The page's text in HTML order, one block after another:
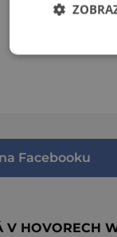
Facebooku
V HOVORECH